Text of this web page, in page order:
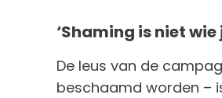
‘Shaming is niet wie
De leus van de
beschaamd worden –